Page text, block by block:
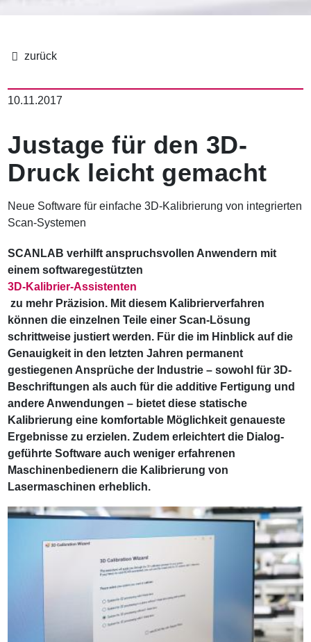
f
a
n
a
v
a
t
o
n
10.11.2017
Justage für den 3D-
Druck leicht gemacht
Neue Software für einfache 3D-Kalibrierung von integrierten
Scan-Systemen
SCANLAB verhilft anspruchsvollen Anwendern mit
einem softwaregestützten
3D-Kalibrier-Assistenten
zu mehr Präzision. Mit diesem Kalibrierverfahren
können die einzelnen Teile einer Scan-Lösung
schrittweise justiert werden. Für die im Hinblick auf die
Genauigkeit in den letzten Jahren permanent
gestiegenen Ansprüche der Industrie – sowohl für 3D-
Beschriftungen als auch für die additive Fertigung und
andere Anwendungen – bietet diese statische
Kalibrierung eine komfortable Möglichkeit genaueste
Ergebnisse zu erzielen. Zudem erleichtert die Dialog-
geführte Software auch weniger erfahrenen
Maschinenbedienern die Kalibrierung von
Lasermaschinen erheblich.